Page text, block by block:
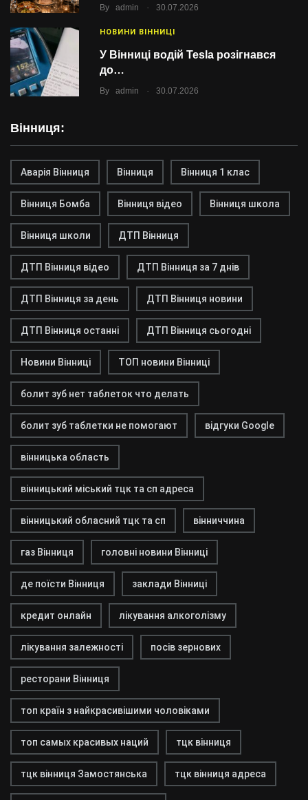
By admin . 30.07.2026
НОВИНИ ВІННИЦІ
У Вінниці водій Tesla розігнався
до…
By admin . 30.07.2026
Вінниця:
Аварія Вінниця Вінниця Вінниця 1 клас
Вінниця Бомба Вінниця відео Вінниця школа
Вінниця школи ДТП Вінниця
ДТП Вінниця відео ДТП Вінниця за 7 днів
ДТП Вінниця за день ДТП Вінниця новини
ДТП Вінниця останні ДТП Вінниця сьогодні
Новини Вінниці ТОП новини Вінниці
болит зуб нет таблеток что делать
болит зуб таблетки не помогают відгуки Google
вінницька область
вінницький міський тцк та сп адреса
вінницький обласний тцк та сп вінниччина
газ Вінниця головні новини Вінниці
де поїсти Вінниця заклади Вінниці
кредит онлайн лікування алкоголізму
лікування залежності посів зернових
ресторани Вінниця
топ країн з найкрасивішими чоловіками
топ самых красивых наций тцк вінниця
тцк вінниця Замостянська тцк вінниця адреса